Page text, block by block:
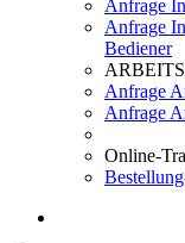
Anfrage
Anfrage
Bediener
Anfrage
Anfrage
Online-